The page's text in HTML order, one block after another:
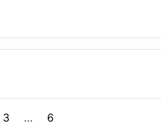
3 … 6